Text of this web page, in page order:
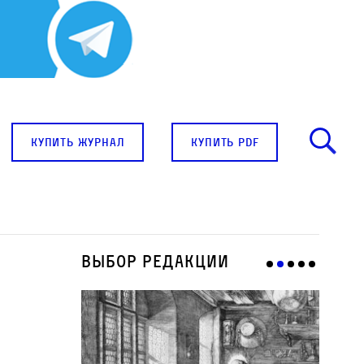
купить журнал купить pdf
Выбор редакции